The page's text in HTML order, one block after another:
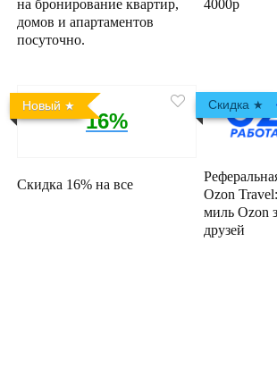
на бронирование квартир,
домов и апартаментов
посуточно.
4000р
Новый
16%
Скидка 16% на все
Скидка
Ozon
миль Ozon
друзей